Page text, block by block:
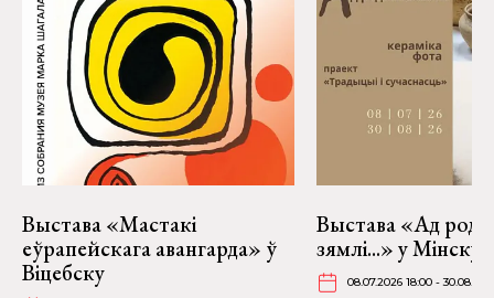
Выстава «Мастакі
еўрапейскага авангарда» ў
Віцебску
Выстава «Ад
зямлі...» у Мінску
08.07.2026 18:00 -